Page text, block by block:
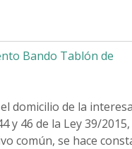
Bando Tablón de
domicilio de la
46 de la Ley 39/2015,
común, se hace